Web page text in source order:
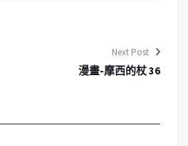
Next Post
漫畫-摩西的杖 36